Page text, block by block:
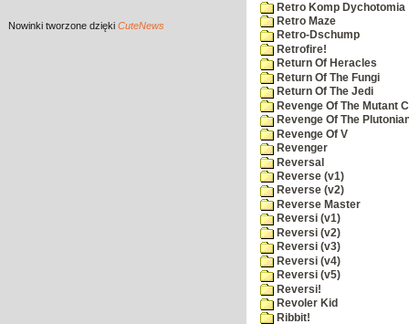
Nowinki tworzone dzięki CuteNews
Retro Komp Dychotomia
Retro Maze
Retro-Dschump
Retrofire!
Return Of Heracles
Return Of The Fungi
Return Of The Jedi
Revenge Of The Mutant
Revenge Of The
Revenge Of V
Revenger
Reversal
Reverse (v1)
Reverse (v2)
Reverse Master
Reversi (v1)
Reversi (v2)
Reversi (v3)
Reversi (v4)
Reversi (v5)
Reversi!
Revoler Kid
Ribbit!